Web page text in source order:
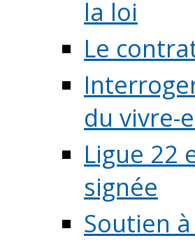
la loi
Le
du vivre-
Ligue 22
signée
Soutien